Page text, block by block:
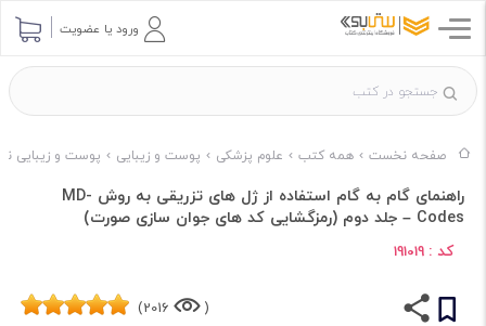
ورود یا عضویت
صفحه نخست همه کتب علوم پزشکی پوست و زیبایی پوست و زیبایی
راهنمای گام به گام استفاده از ژل های تزریقی به روش MD-
Codes – جلد دوم (رمزگشایی کد های جوان سازی صورت)
کد : 191019
(
2016)